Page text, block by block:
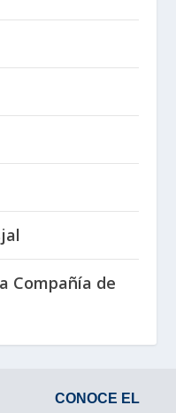
Compañía de
CONOCE EL